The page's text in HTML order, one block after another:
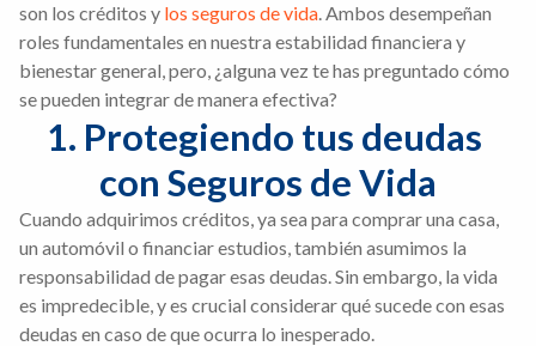
son los créditos y los seguros de vida. Ambos desempeñan
roles fundamentales en nuestra estabilidad financiera y
bienestar general, pero, ¿alguna vez te has preguntado cómo
se pueden integrar de manera efectiva?
1. Protegiendo tus deudas
con Seguros de Vida
Cuando adquirimos créditos, ya sea para comprar una casa,
un automóvil o financiar estudios, también asumimos la
responsabilidad de pagar esas deudas. Sin embargo, la vida
es impredecible, y es crucial considerar qué sucede con esas
deudas en caso de que ocurra lo inesperado.